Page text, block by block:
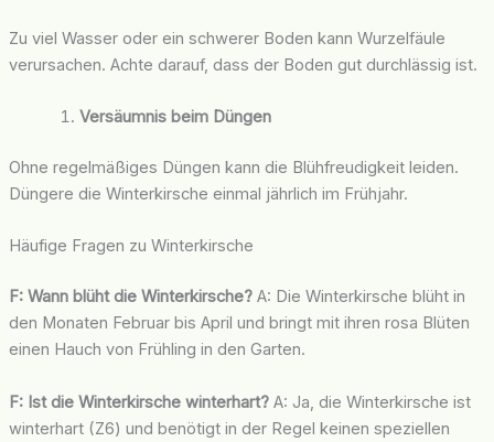
Zu viel Wasser oder ein schwerer Boden kann Wurzelfäule
verursachen. Achte darauf, dass der Boden gut durchlässig ist.
Versäumnis beim Düngen
Ohne regelmäßiges Düngen kann die Blühfreudigkeit leiden.
Düngere die Winterkirsche einmal jährlich im Frühjahr.
Häufige Fragen zu Winterkirsche
F: Wann blüht die Winterkirsche?A: Die Winterkirsche blüht in
den Monaten Februar bis April und bringt mit ihren rosa Blüten
einen Hauch von Frühling in den Garten.
F: Ist die Winterkirsche winterhart?A: Ja, die Winterkirsche ist
winterhart (Z6) und benötigt in der Regel keinen speziellen